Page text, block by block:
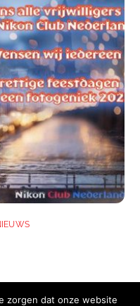
zorgen dat onze website